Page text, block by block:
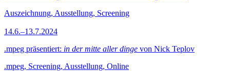
Auszeichnung, Ausstellung, Screening
14.6.–13.7.2024
.mpeg präsentiert: in der mitte aller dinge von Nick Teplov
.mpeg, Screening, Ausstellung, Online